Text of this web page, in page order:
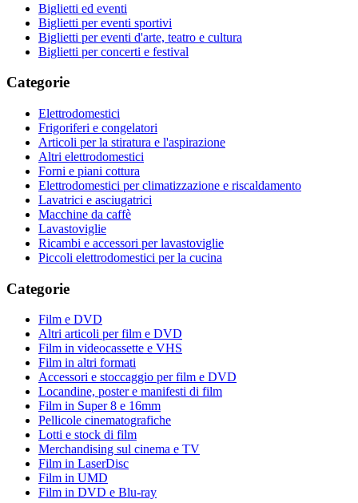
Biglietti ed eventi
Biglietti per eventi sportivi
Biglietti per eventi d'arte, teatro e cultura
Biglietti per concerti e festival
Categorie
Elettrodomestici
Frigoriferi e congelatori
Articoli per la stiratura e l'aspirazione
Altri elettrodomestici
Forni e piani cottura
Elettrodomestici per climatizzazione e riscaldamento
Lavatrici e asciugatrici
Macchine da caffè
Lavastoviglie
Ricambi e accessori per lavastoviglie
Piccoli elettrodomestici per la cucina
Categorie
Film e DVD
Altri articoli per film e DVD
Film in videocassette e VHS
Film in altri formati
Accessori e stoccaggio per film e DVD
Locandine, poster e manifesti di film
Film in Super 8 e 16mm
Pellicole cinematografiche
Lotti e stock di film
Merchandising sul cinema e TV
Film in LaserDisc
Film in UMD
Film in DVD e Blu-ray